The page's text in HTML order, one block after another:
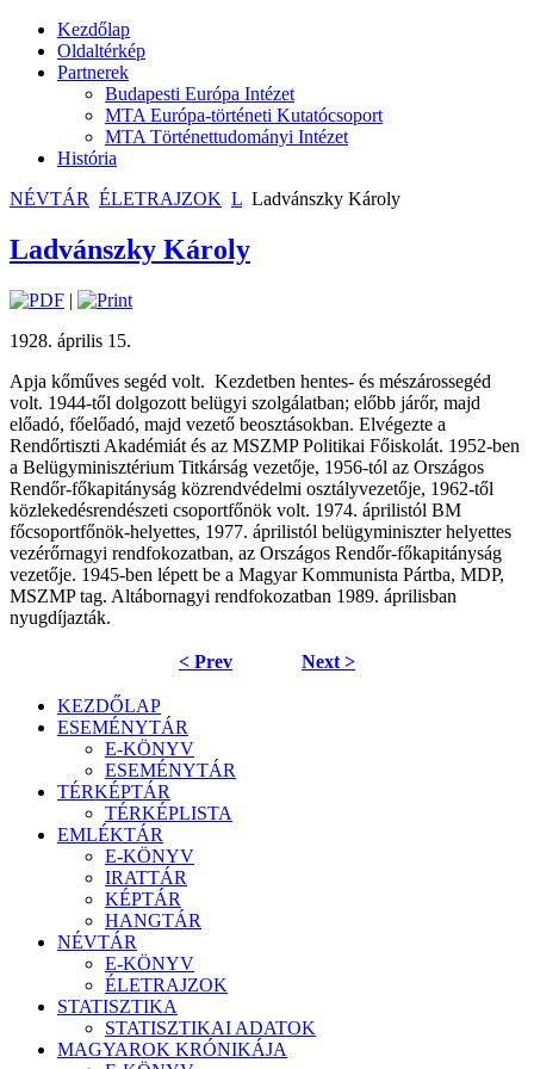
Kezdőlap
Oldaltérkép
Partnerek
Budapesti Európa Intézet
MTA Európa-történeti Kutatócsoport
MTA Történettudományi Intézet
História
NÉVTÁR ÉLETRAJZOK L Ladvánszky Károly
Ladvánszky Károly
|
1928. április 15.
Apja kőműves segéd volt. Kezdetben hentes- és mészárossegéd
volt. 1944-től dolgozott belügyi szolgálatban; előbb járőr, majd
előadó, főelőadó, majd vezető beosztásokban. Elvégezte a
Rendőrtiszti Akadémiát és az MSZMP Politikai Főiskolát. 1952-ben
a Belügyminisztérium Titkárság vezetője, 1956-tól az Országos
Rendőr-főkapitányság közrendvédelmi osztályvezetője, 1962-től
közlekedésrendészeti csoportfőnök volt. 1974. áprilistól BM
főcsoportfőnök-helyettes, 1977. áprilistól belügyminiszter helyettes
vezérőrnagyi rendfokozatban, az Országos Rendőr-főkapitányság
vezetője. 1945-ben lépett be a Magyar Kommunista Pártba, MDP,
MSZMP tag. Altábornagyi rendfokozatban 1989. áprilisban
nyugdíjazták.
< Prev Next >
KEZDŐLAP
ESEMÉNYTÁR
E-KÖNYV
ESEMÉNYTÁR
TÉRKÉPTÁR
TÉRKÉPLISTA
EMLÉKTÁR
E-KÖNYV
IRATTÁR
KÉPTÁR
HANGTÁR
NÉVTÁR
E-KÖNYV
ÉLETRAJZOK
STATISZTIKA
STATISZTIKAI ADATOK
MAGYAROK KRÓNIKÁJA